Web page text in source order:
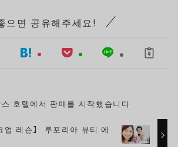
으면 공유해주세요!
스 호텔에서 판매를 시작했습니다
업 레슨】 루포리아 뷰티 에